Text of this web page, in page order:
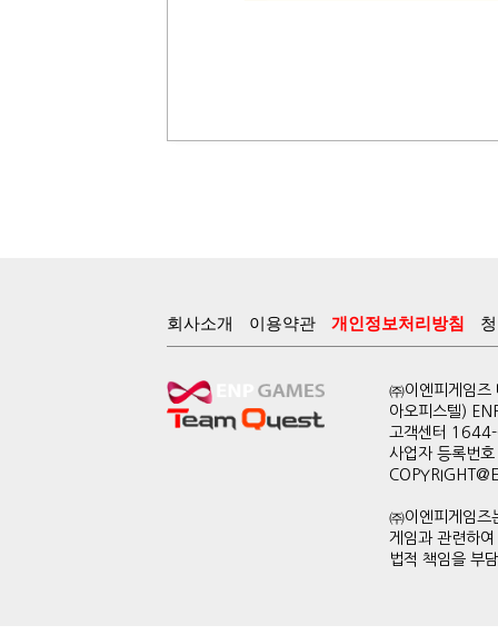
회사소개 이용약관 개인정보처리방침
㈜이엔피게임
아오피스텔)
고객센터
사업자 등록번
㈜이엔피게임즈
게임과 관련하
법적 책임을 부